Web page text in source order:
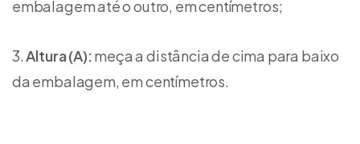
embalagem até o outro, em centímetros;
Altura (A): meça a distância de cima para baixo
da embalagem, em centímetros.